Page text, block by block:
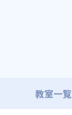
教室一覧